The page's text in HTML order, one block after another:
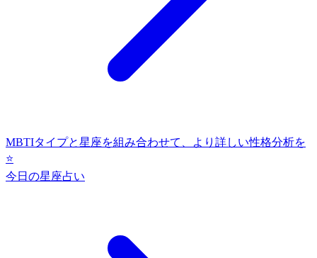
MBTIタイプと星座を組み合わせて、より詳しい性格分析を
⭐
今日の星座占い